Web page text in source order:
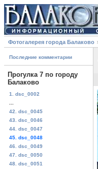
Фотогалерея города Балаково
Последние комментарии
Прогулка 7 по городу
Балаково
1. dsc_0002
42. dsc_0045
43. dsc_0046
44. dsc_0047
45. dsc_0048
46. dsc_0049
47. dsc_0050
48. dsc_0051